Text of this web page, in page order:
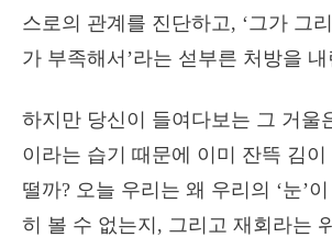
스로의 관계를 진단하고, ‘그가 그리
가 부족해서’라는 섣부른 처방을 내
하지만 당신이 들여다보는 그 거울
이라는 습기 때문에 이미 잔뜩 김이
떨까? 오늘 우리는 왜 우리의 ‘눈’
히 볼 수 없는지, 그리고 재회라는